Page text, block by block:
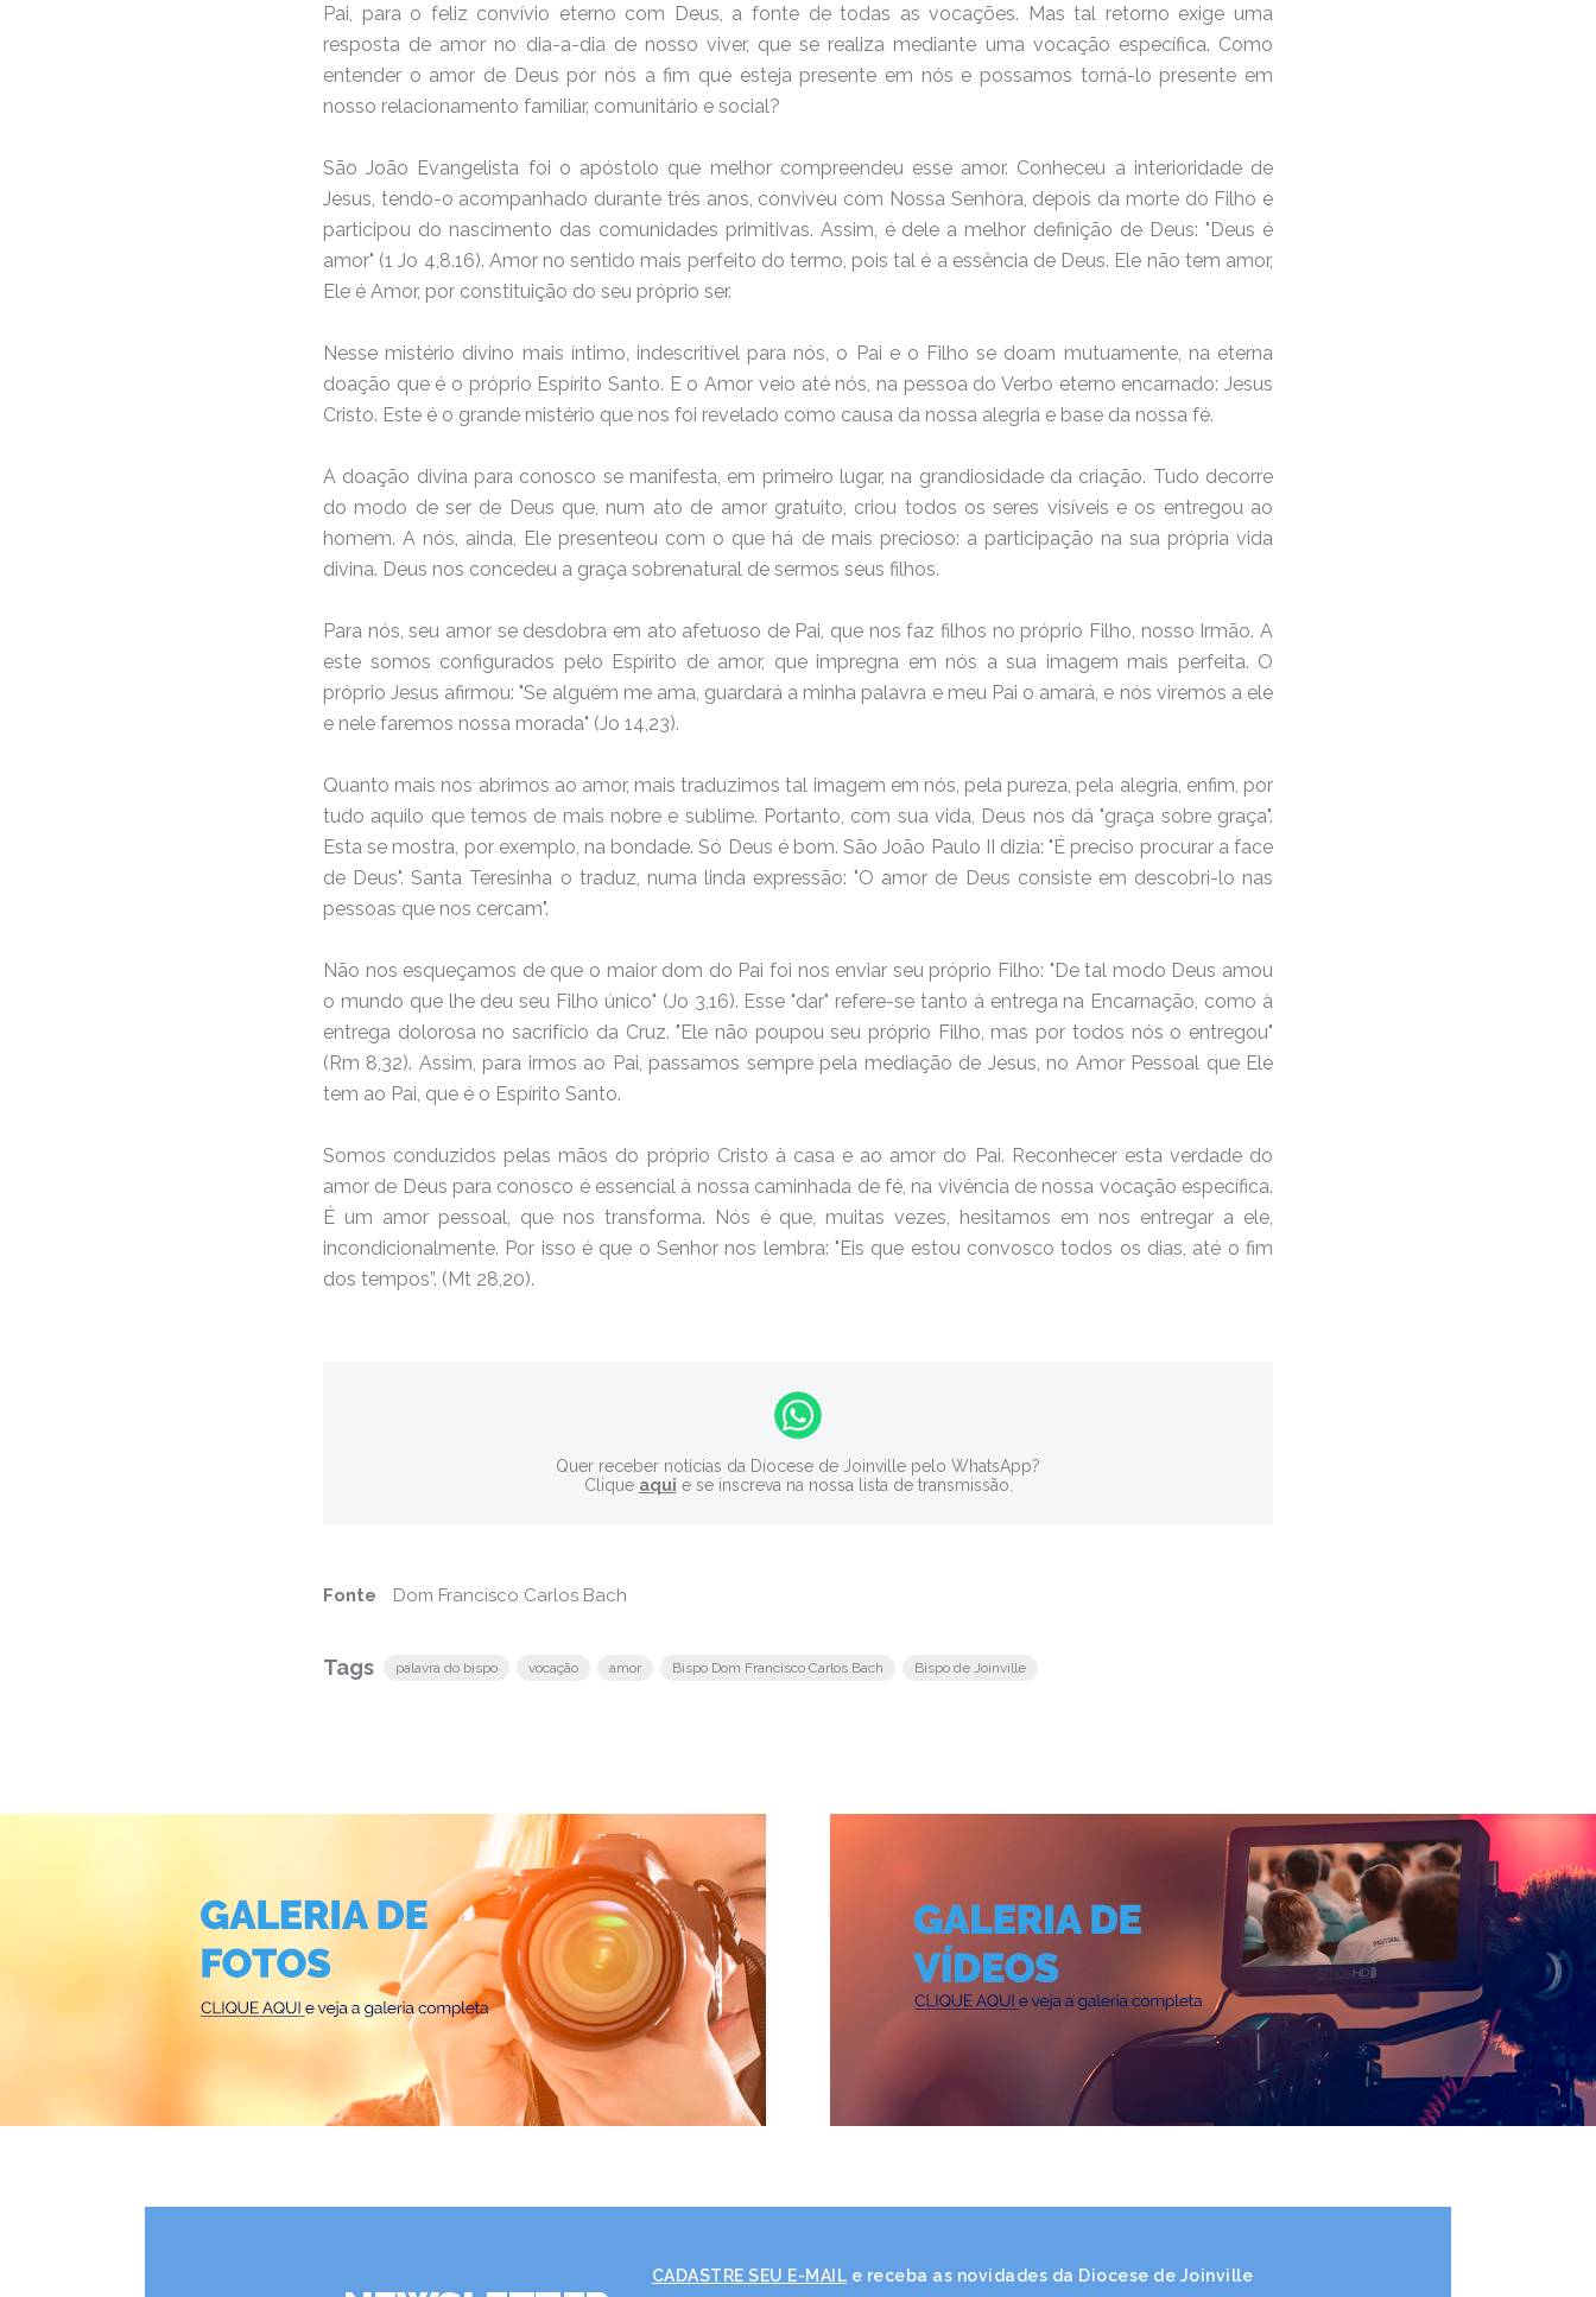
Pai, para o feliz convívio eterno com Deus, a fonte de todas as vocações. Mas tal retorno exige uma
resposta de amor no dia-a-dia de nosso viver, que se realiza mediante uma vocação específica. Como
entender o amor de Deus por nós a fim que esteja presente em nós e possamos torná-lo presente em
nosso relacionamento familiar, comunitário e social?
São João Evangelista foi o apóstolo que melhor compreendeu esse amor. Conheceu a interioridade de
Jesus, tendo-o acompanhado durante três anos, conviveu com Nossa Senhora, depois da morte do Filho e
participou do nascimento das comunidades primitivas. Assim, é dele a melhor definição de Deus: "Deus é
amor" (1 Jo 4,8.16). Amor no sentido mais perfeito do termo, pois tal é a essência de Deus. Ele não tem amor,
Ele é Amor, por constituição do seu próprio ser.
Nesse mistério divino mais íntimo, indescritível para nós, o Pai e o Filho se doam mutuamente, na eterna
doação que é o próprio Espírito Santo. E o Amor veio até nós, na pessoa do Verbo eterno encarnado: Jesus
Cristo. Este é o grande mistério que nos foi revelado como causa da nossa alegria e base da nossa fé.
A doação divina para conosco se manifesta, em primeiro lugar, na grandiosidade da criação. Tudo decorre
do modo de ser de Deus que, num ato de amor gratuito, criou todos os seres visíveis e os entregou ao
homem. A nós, ainda, Ele presenteou com o que há de mais precioso: a participação na sua própria vida
divina. Deus nos concedeu a graça sobrenatural de sermos seus filhos.
Para nós, seu amor se desdobra em ato afetuoso de Pai, que nos faz filhos no próprio Filho, nosso Irmão. A
este somos configurados pelo Espírito de amor, que impregna em nós a sua imagem mais perfeita. O
próprio Jesus afirmou: "Se alguém me ama, guardará a minha palavra e meu Pai o amará, e nós viremos a ele
e nele faremos nossa morada" (Jo 14,23).
Quanto mais nos abrimos ao amor, mais traduzimos tal imagem em nós, pela pureza, pela alegria, enfim, por
tudo aquilo que temos de mais nobre e sublime. Portanto, com sua vida, Deus nos dá "graça sobre graça".
Esta se mostra, por exemplo, na bondade. Só Deus é bom. São João Paulo II dizia: "É preciso procurar a face
de Deus". Santa Teresinha o traduz, numa linda expressão: "O amor de Deus consiste em descobri-lo nas
pessoas que nos cercam".
Não nos esqueçamos de que o maior dom do Pai foi nos enviar seu próprio Filho: "De tal modo Deus amou
o mundo que lhe deu seu Filho único" (Jo 3,16). Esse "dar" refere-se tanto à entrega na Encarnação, como à
entrega dolorosa no sacrifício da Cruz. "Ele não poupou seu próprio Filho, mas por todos nós o entregou"
(Rm 8,32). Assim, para irmos ao Pai, passamos sempre pela mediação de Jesus, no Amor Pessoal que Ele
tem ao Pai, que é o Espírito Santo.
Somos conduzidos pelas mãos do próprio Cristo à casa e ao amor do Pai. Reconhecer esta verdade do
amor de Deus para conosco é essencial à nossa caminhada de fé, na vivência de nossa vocação específica.
É um amor pessoal, que nos transforma. Nós é que, muitas vezes, hesitamos em nos entregar a ele,
incondicionalmente. Por isso é que o Senhor nos lembra: "Eis que estou convosco todos os dias, até o fim
dos tempos”. (Mt 28,20).
Quer receber notícias da Diocese de Joinville pelo WhatsApp?
Clique aqui e se inscreva na nossa lista de transmissão.
Fonte Dom Francisco Carlos Bach
Tags palavra do bispo vocação amor Bispo Dom Francisco Carlos Bach Bispo de Joinville
CADASTRE SEU E-MAIL e receba as novidades da Diocese de Joinville